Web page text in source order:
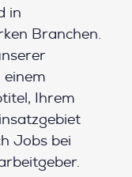
in
Branchen.
einem
Ihrem
Jobs bei